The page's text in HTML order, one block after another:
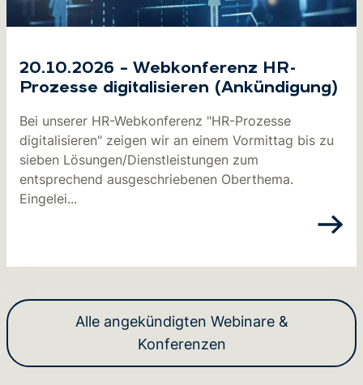
20.10.2026 – Webkonferenz HR-
Prozesse digitalisieren (Ankündigung)
Bei unserer HR-Webkonferenz "HR-Prozesse
digitalisieren" zeigen wir an einem Vormittag bis zu
sieben Lösungen/Dienstleistungen zum
entsprechend ausgeschriebenen Oberthema.
Eingelei...
Alle angekündigten Webinare &
Konferenzen